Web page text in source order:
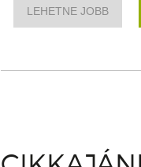
LEHETNE JOBB